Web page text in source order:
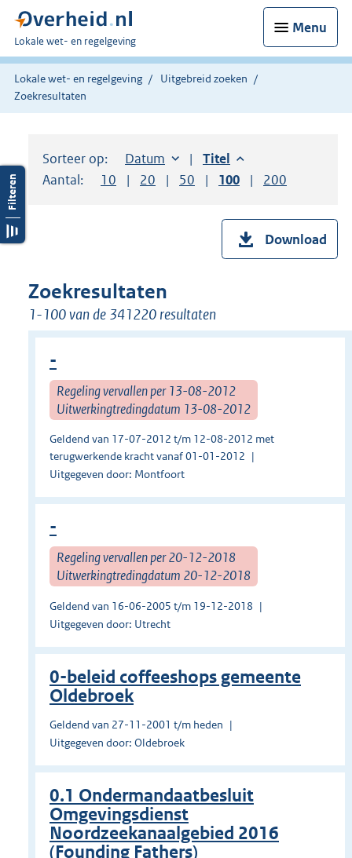
Menu
U
bent
hier:
Lokale wet- en regelgeving
Lokale wet- en regelgeving
Uitgebreid zoeken
Zoekresultaten
Sorteer op: Sorteer op:
Datum aflopendSorteer op:
Titel aflopend
Aantal:
Toon
10 resultaten per pagina
Toon
20 resultaten per pagina
Toon
50 resultaten per pagina
Toon
100 resultaten per
Toon
200
Download
Zoekresultaten
1-100 van de 341220 resultaten
-
Regeling vervallen per 13-08-2012
Uitwerkingtredingdatum 13-08-2012
Geldend van 17-07-2012 t/m 12-08-2012 met
terugwerkende kracht vanaf 01-01-2012
Uitgegeven door: Montfoort
-
Regeling vervallen per 20-12-2018
Uitwerkingtredingdatum 20-12-2018
Geldend van 16-06-2005 t/m 19-12-2018
Uitgegeven door: Utrecht
0-beleid coffeeshops gemeente
Oldebroek
Geldend van 27-11-2001 t/m heden
Uitgegeven door: Oldebroek
0.1 Ondermandaatbesluit
Omgevingsdienst
Noordzeekanaalgebied 2016
(Founding Fathers)